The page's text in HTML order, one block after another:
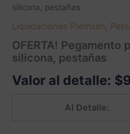
silicona, pestañas
Liquidaciones Premium ,
OFERTA! Pegamento
silicona, pestañas
Valor al detalle: $
Al Detalle: